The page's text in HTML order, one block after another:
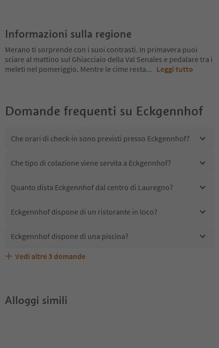
Informazioni sulla regione
Merano ti sorprende con i suoi contrasti. In primavera puoi
sciare al mattino sul Ghiacciaio della Val Senales e pedalare tra i
meleti nel pomeriggio. Mentre le cime resta... Leggi tutto
Domande frequenti su Eckgennhof
Che orari di check-in sono previsti presso Eckgennhof?
Che tipo di colazione viene servita a Eckgennhof?
Quanto dista Eckgennhof dal centro di Lauregno?
Eckgennhof dispone di un ristorante in loco?
Eckgennhof dispone di una piscina?
Eckgennhof accetta animali domestici?
Quali servizi/attività sono disponibili presso
Gli ospiti di Eckgennhof ricevono l'Alto Adige Guest Pass?
Vedi altre 3 domande
Alloggi simili